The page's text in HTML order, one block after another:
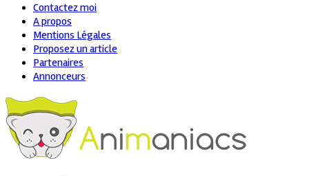
Contactez moi
A propos
Mentions Légales
Proposez un article
Partenaires
Annonceurs